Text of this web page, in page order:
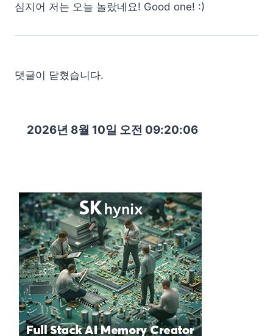
심지어 저는 오늘 놀랐네요! Good one! :)
댓글이 닫혔습니다.
2026년 8월 10일 오전 09:20:07